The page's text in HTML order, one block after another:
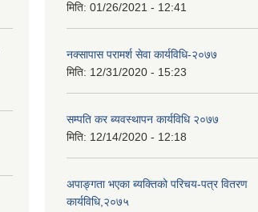
मिति: 01/26/2021 - 12:41
नक्सापास परामर्श सेवा कार्यविधि-२०७७
मिति: 12/31/2020 - 15:23
सम्पति कर ब्यवस्थापन कार्यविधि २०७७
मिति: 12/14/2020 - 12:18
अपाङ्गता भएका ब्यक्तिको परिचय-पत्र वितरण
कार्यविधि,२०७५